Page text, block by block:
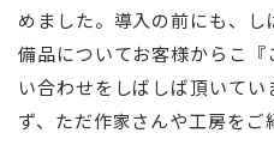
めました。導入の前にも、
備品についてお客様からこ
い合わせをしばしば頂いて
ず、ただ作家さんや工房をご